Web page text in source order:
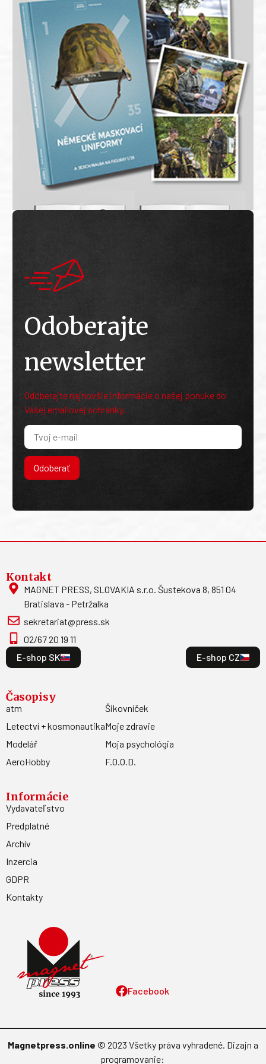
Odoberajte
newsletter
Odoberajte najnovšie informácie o našej ponuke do
Vašej emailovej schránky.
Odoberať
Facebook
Kontakt
MAGNET PRESS, SLOVAKIA s.r.o. Šustekova 8, 851 04
Bratislava - Petržalka
sekretariat@press.sk
02/67 20 19 11
E-shop SK
E-shop CZ
Časopisy
atm
Letectví + kosmonautika
Modelář
AeroHobby
Šikovníček
Moje zdravie
Moja psychológia
F.O.O.D.
Informácie
Vydavateľstvo
Predplatné
Archív
Inzercia
GDPR
Kontakty
Magnetpress.online © 2023 Všetky práva vyhradené. Dizajn a
programovanie: